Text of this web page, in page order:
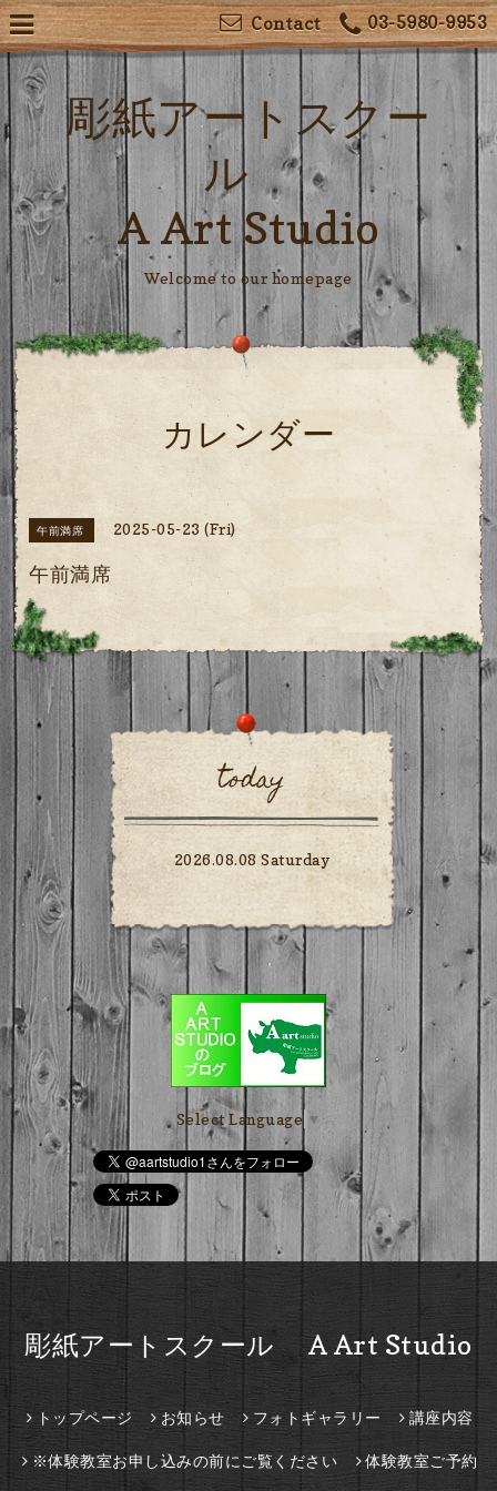
03-5980-9953
Contact
彫紙アートスクー
ル
A Art Studio
Welcome to our homepage
カレンダー
午前満席 2025-05-23 (Fri)
午前満席
today
2026.08.08 Saturday
Select Language ▼
彫紙アートスクール A Art Studio
トップページ お知らせ フォトギャラリー 講座内容
※体験教室お申し込みの前にご覧ください 体験教室ご予約